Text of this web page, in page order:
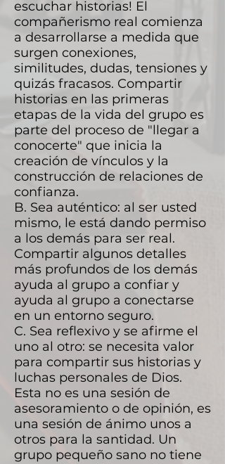
escuchar historias! El
compañerismo real comienza
a desarrollarse a medida que
surgen conexiones,
similitudes, dudas, tensiones y
quizás fracasos. Compartir
historias en las primeras
etapas de la vida del grupo es
parte del proceso de "llegar a
conocerte" que inicia la
creación de vínculos y la
construcción de relaciones de
confianza.
B. Sea auténtico: al ser usted
mismo, le está dando permiso
a los demás para ser real.
Compartir algunos detalles
más profundos de los demás
ayuda al grupo a confiar y
ayuda al grupo a conectarse
en un entorno seguro.
C. Sea reflexivo y se afirme el
uno al otro: se necesita valor
para compartir sus historias y
luchas personales de Dios.
Esta no es una sesión de
asesoramiento o de opinión, es
una sesión de ánimo unos a
otros para la santidad. Un
grupo pequeño sano no tiene